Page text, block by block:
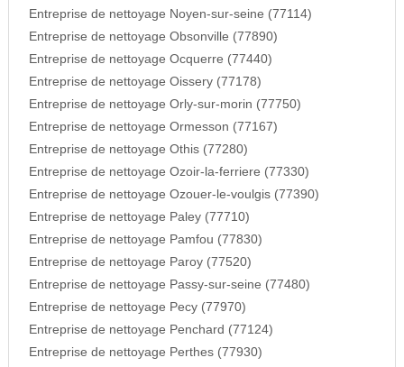
Entreprise de nettoyage Noyen-sur-seine (77114)
Entreprise de nettoyage Obsonville (77890)
Entreprise de nettoyage Ocquerre (77440)
Entreprise de nettoyage Oissery (77178)
Entreprise de nettoyage Orly-sur-morin (77750)
Entreprise de nettoyage Ormesson (77167)
Entreprise de nettoyage Othis (77280)
Entreprise de nettoyage Ozoir-la-ferriere (77330)
Entreprise de nettoyage Ozouer-le-voulgis (77390)
Entreprise de nettoyage Paley (77710)
Entreprise de nettoyage Pamfou (77830)
Entreprise de nettoyage Paroy (77520)
Entreprise de nettoyage Passy-sur-seine (77480)
Entreprise de nettoyage Pecy (77970)
Entreprise de nettoyage Penchard (77124)
Entreprise de nettoyage Perthes (77930)